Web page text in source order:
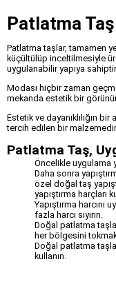
Patlatma
Patlatma taşlar, tamamen
küçültülüp inceltilmesiyle
uygulanabilir yapıya
Modası hiçbir zaman
mekanda estetik bir
Estetik ve dayanıklılığın
tercih edilen bir
Patlatma Taş,
Öncelikle uygulama
Daha sonra
özel doğal taş
yapıştırma harçları
Yapıştırma harcını
fazla harcı sıyırın.
Doğal patlatma
her bölgesini
Doğal patlatma
kullanın.